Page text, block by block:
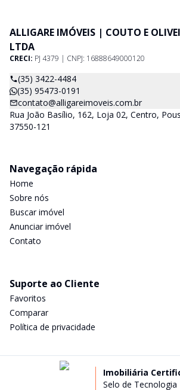
ALLIGARE IMÓVEIS | COUTO E
LTDA
CRECI: PJ 4379 | CNPJ: 16888649000120
(35) 3422-4484
(35) 95473-0191
contato@alligareimoveis.com.br
Rua João Basílio, 162, Loja 02, Centro,
37550-121
Navegação rápida
Home
Sobre nós
Buscar imóvel
Anunciar imóvel
Contato
Suporte ao Cliente
Favoritos
Comparar
Política de privacidade
Imobiliária
Selo de